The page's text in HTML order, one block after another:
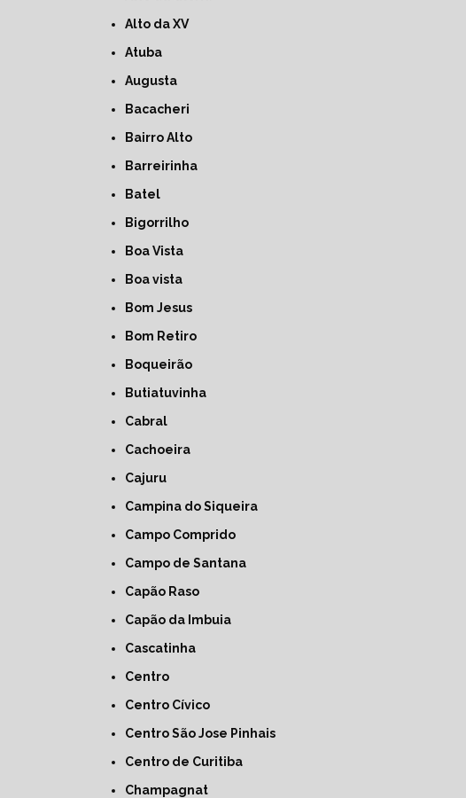
Alto da XV
Atuba
Augusta
Bacacheri
Bairro Alto
Barreirinha
Batel
Bigorrilho
Boa Vista
Boa vista
Bom Jesus
Bom Retiro
Boqueirão
Butiatuvinha
Cabral
Cachoeira
Cajuru
Campina do Siqueira
Campo Comprido
Campo de Santana
Capão Raso
Capão da Imbuia
Cascatinha
Centro
Centro Cívico
Centro São Jose Pinhais
Centro de Curitiba
Champagnat